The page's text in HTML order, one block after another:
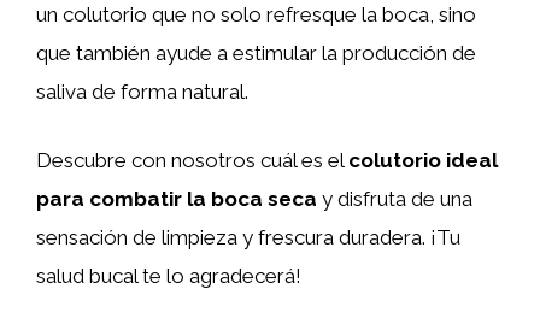
un colutorio que no solo refresque la boca, sino
que también ayude a estimular la producción de
saliva de forma natural.
Descubre con nosotros cuál es el colutorio ideal
para combatir la boca seca y disfruta de una
sensación de limpieza y frescura duradera. ¡Tu
salud bucal te lo agradecerá!